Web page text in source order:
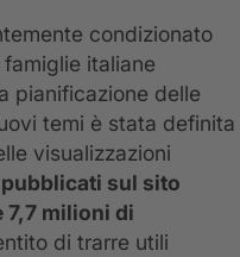
condizionato
italiane
pianificazione delle
temi è stata definita
visualizzazioni
sul sito
7,7 milioni di
di trarre utili